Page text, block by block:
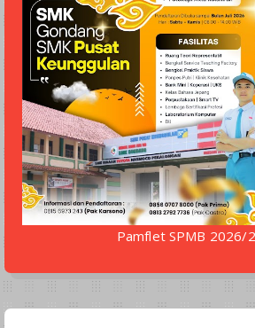
Pamflet SPMB 2026/